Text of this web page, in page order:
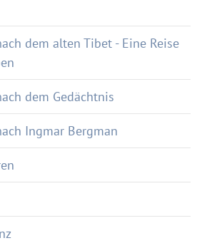
dem alten Tibet - Eine Reise
dem Gedächtnis
Ingmar Bergman